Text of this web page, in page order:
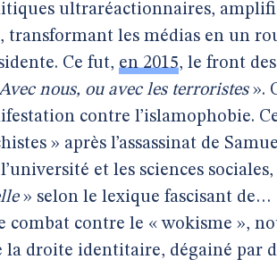
ultraréactionnaires,
transformant les médias en un
Ce fut, en 2015, le front
nous, ou avec les terroristes».
contre l’islamophobie.
» après l’assassinat de
et les sciences
» selon le lexique fascisant de…
combat contre le « wokisme »,
droite identitaire, dégainé par